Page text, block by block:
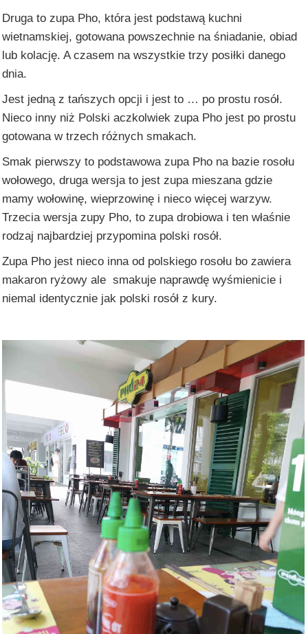
Druga to zupa Pho, która jest podstawą kuchni
wietnamskiej, gotowana powszechnie na śniadanie, obiad
lub kolację. A czasem na wszystkie trzy posiłki danego
dnia.
Jest jedną z tańszych opcji i jest to … po prostu rosół.
Nieco inny niż Polski aczkolwiek zupa Pho jest po prostu
gotowana w trzech różnych smakach.
Smak pierwszy to podstawowa zupa Pho na bazie rosołu
wołowego, druga wersja to jest zupa mieszana gdzie
mamy wołowinę, wieprzowinę i nieco więcej warzyw.
Trzecia wersja zupy Pho, to zupa drobiowa i ten właśnie
rodzaj najbardziej przypomina polski rosół.
Zupa Pho jest nieco inna od polskiego rosołu bo zawiera
makaron ryżowy ale smakuje naprawdę wyśmienicie i
niemal identycznie jak polski rosół z kury.